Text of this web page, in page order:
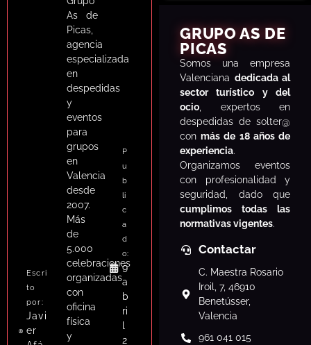
Escri
to
por:
Javi
er
As de
Picas,
agencia
especializada
en
despedidas
y
eventos
para
grupos
en
Valencia
desde
2007.
Más
de
5.000
celebraciones
organizadas
con
oficina
física
y
P
u
b
li
c
a
d
o:
9
a
b
ri
2
GRUPO AS DE
PICAS
Somos una empresa
Valenciana dedicada al
sector turístico y del
ocio , expertos en
despedidas de solter@
conmás de 18 años de
experiencia.
Organizamos eventos
con profesionalidad y
seguridad, dado que
cumplimos todas las
normativas vigentes.
Contactar
C. Maestra Rosario
Iroil, 7, 46910
Benetússer,
Valencia
961 041 015